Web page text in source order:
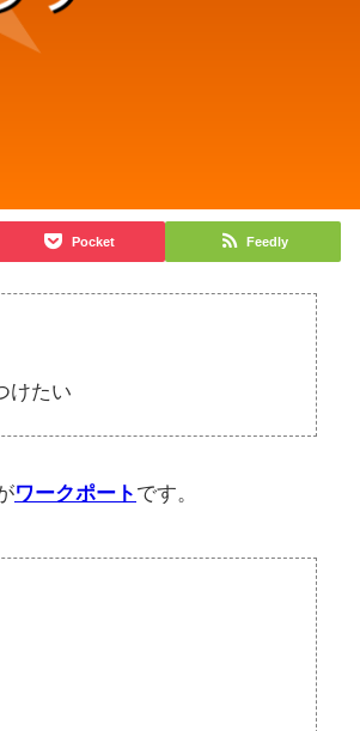
Pocket Feedly
けたい
ワークポート です。